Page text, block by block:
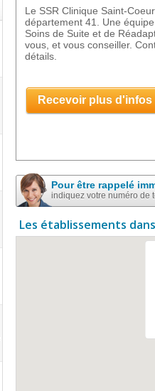
Le SSR Clinique Saint-
département 41. Une
Soins de Suite et de
vous, et vous conseiller.
détails.
Recevoir plus d'infos
Pour être rappelé
indiquez votre numéro de
Les établissements